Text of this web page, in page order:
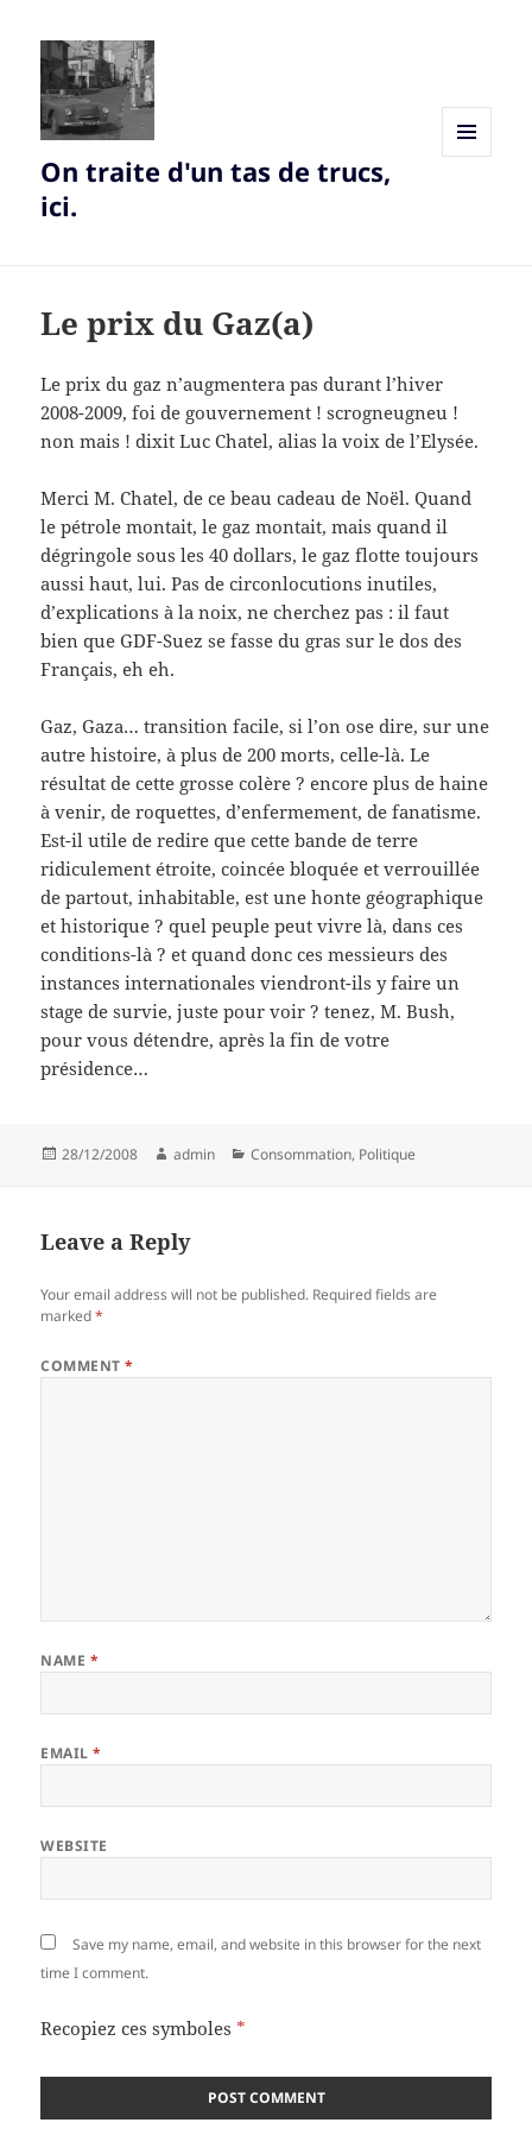
On traite d'un tas de trucs,
ici.
Le prix du Gaz(a)
Le prix du gaz n’augmentera pas durant l’hiver
2008-2009, foi de gouvernement ! scrogneugneu !
non mais ! dixit Luc Chatel, alias la voix de l’Elysée.
Merci M. Chatel, de ce beau cadeau de Noël. Quand
le pétrole montait, le gaz montait, mais quand il
dégringole sous les 40 dollars, le gaz flotte toujours
aussi haut, lui. Pas de circonlocutions inutiles,
d’explications à la noix, ne cherchez pas : il faut
bien que GDF-Suez se fasse du gras sur le dos des
Français, eh eh.
Gaz, Gaza… transition facile, si l’on ose dire, sur une
autre histoire, à plus de 200 morts, celle-là. Le
résultat de cette grosse colère ? encore plus de haine
à venir, de roquettes, d’enfermement, de fanatisme.
Est-il utile de redire que cette bande de terre
ridiculement étroite, coincée bloquée et verrouillée
de partout, inhabitable, est une honte géographique
et historique ? quel peuple peut vivre là, dans ces
conditions-là ? et quand donc ces messieurs des
instances internationales viendront-ils y faire un
stage de survie, juste pour voir ? tenez, M. Bush,
pour vous détendre, après la fin de votre
présidence…
Posted
28/12/2008 Author
admin Categories
Consommation, Politique
Leave a Reply
Your email address will not be published. Required fields are
marked*
COMMENT*
NAME *
EMAIL*
WEBSITE
Save my name, email, and website in this browser for the next
time I comment.
Recopiez ces symboles *